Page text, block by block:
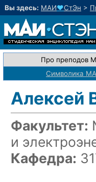
Вы здесь: МАИ♥СтЭн >
Про преподов
Символика
Алексей
Факультет:
и
Кафедра: